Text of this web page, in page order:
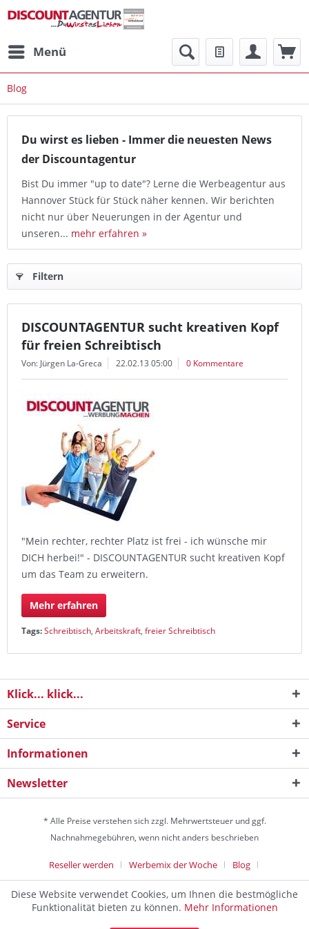
Menü
Blog
Du wirst es lieben - Immer die neuesten News
der Discountagentur
Bist Du immer "up to date"? Lerne die Werbeagentur aus
Hannover Stück für Stück näher kennen. Wir berichten
nicht nur über Neuerungen in der Agentur und
unseren... mehr erfahren »
Filtern
DISCOUNTAGENTUR sucht kreativen Kopf
für freien Schreibtisch
Von: Jürgen La-Greca 22.02.13 05:00 0 Kommentare
"Mein rechter, rechter Platz ist frei - ich wünsche mir
DICH herbei!" - DISCOUNTAGENTUR sucht kreativen Kopf
um das Team zu erweitern.
Mehr erfahren
Tags:Schreibtisch, Arbeitskraft, freier Schreibtisch
Klick... klick...
Service
Informationen
Newsletter
* Alle Preise verstehen sich zzgl. Mehrwertsteuer und ggf.
Nachnahmegebühren, wenn nicht anders beschrieben
Reseller werden Werbemix der Woche
Blog
Die Werbeagentur
Discountagentur Medien- & Werbeagentur aus Helmstedt Copyright
Diese Website verwendet Cookies, um Ihnen die bestmögliche
Funktionalität bieten zu können. Mehr Informationen